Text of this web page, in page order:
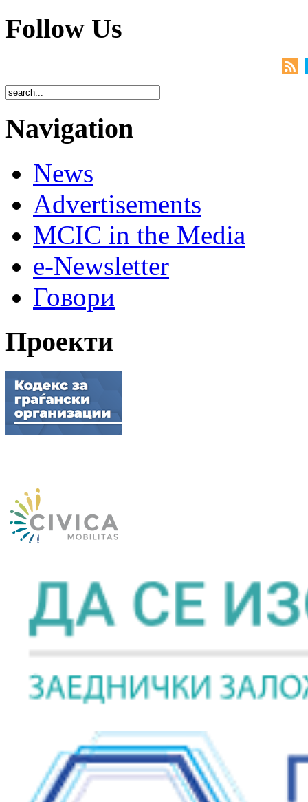
Follow Us
Navigation
News
Advertisements
MCIC in the Media
e-Newsletter
Говори
Проекти